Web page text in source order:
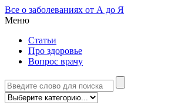
Все о заболеваниях от А до Я
Меню
Статьи
Про здоровье
Вопрос врачу